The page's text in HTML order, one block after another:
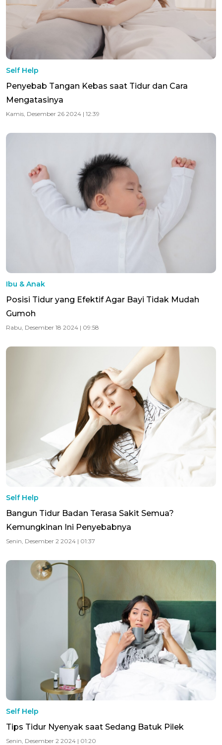
Self Help
Penyebab Tangan Kebas saat Tidur dan Cara
Mengatasinya
Kamis, Desember 26 2024 | 12:39
Ibu & Anak
Posisi Tidur yang Efektif Agar Bayi Tidak Mudah
Gumoh
Rabu, Desember 18 2024 | 09:58
Self Help
Bangun Tidur Badan Terasa Sakit Semua?
Kemungkinan Ini Penyebabnya
Senin, Desember 2 2024 | 01:37
Self Help
Tips Tidur Nyenyak saat Sedang Batuk Pilek
Senin, Desember 2 2024 | 01:20